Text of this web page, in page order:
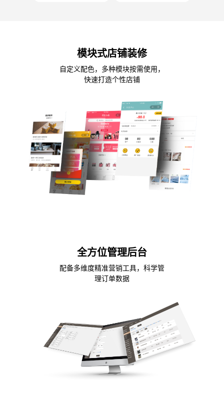
模块式店铺装修
自定义配色，多种模块按需使用，
快速打造个性店铺
全方位管理后台
配备多维度精准营销工具，科学管
理订单数据